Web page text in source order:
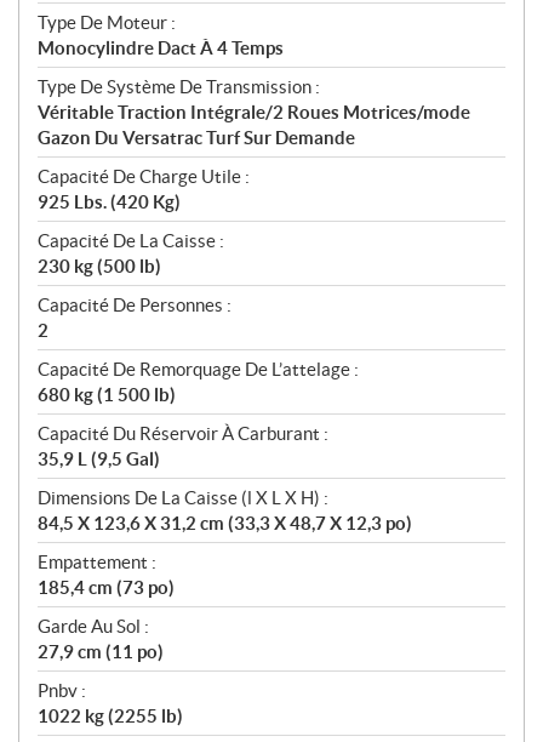
Type De Moteur :
Monocylindre Dact À 4 Temps
Type De Système De Transmission :
Véritable Traction Intégrale/2 Roues Motrices/mode
Gazon Du Versatrac Turf Sur Demande
Capacité De Charge Utile :
925 Lbs. (420 Kg)
Capacité De La Caisse :
230 kg (500 lb)
Capacité De Personnes :
2
Capacité De Remorquage De L’attelage :
680 kg (1 500 lb)
Capacité Du Réservoir À Carburant :
35,9 L (9,5 Gal)
Dimensions De La Caisse (l X L X H) :
84,5 X 123,6 X 31,2 cm (33,3 X 48,7 X 12,3 po)
Empattement :
185,4 cm (73 po)
Garde Au Sol :
27,9 cm (11 po)
Pnbv :
1022 kg (2255 lb)